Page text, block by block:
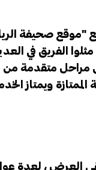
صحيفة
الفريق في
مراحل متقدمة
ويمتاز
العرض ، لعدة